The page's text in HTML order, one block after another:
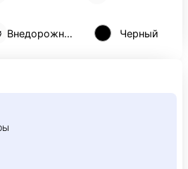
Внедорожник 5 дв. Черный